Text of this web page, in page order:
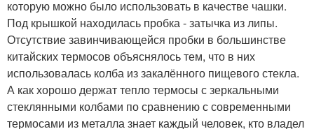
которую можно было использовать в качестве чашки.
Под крышкой находилась пробка - затычка из липы.
Отсутствие завинчивающейся пробки в большинстве
китайских термосов объяснялось тем, что в них
использовалась колба из закалённого пищевого стекла.
А как хорошо держат тепло термосы с зеркальными
стеклянными колбами по сравнению с современными
термосами из металла знает каждый человек, кто владел